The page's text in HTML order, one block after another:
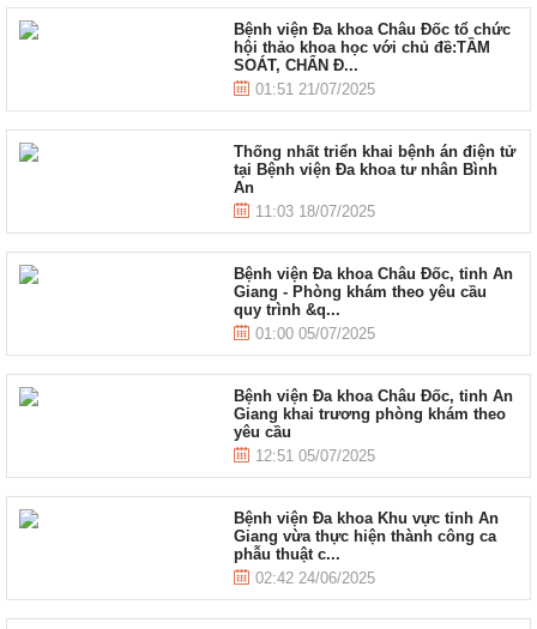
Bệnh viện Đa khoa Châu Đốc tổ chức
hội thảo khoa học với chủ đề:TẦM
SOÁT, CHẨN Đ...
01:51 21/07/2025
Thống nhất triển khai bệnh án điện tử
tại Bệnh viện Đa khoa tư nhân Bình
An
11:03 18/07/2025
Bệnh viện Đa khoa Châu Đốc, tỉnh An
Giang - Phòng khám theo yêu cầu
quy trình &q...
01:00 05/07/2025
Bệnh viện Đa khoa Châu Đốc, tỉnh An
Giang khai trương phòng khám theo
yêu cầu
12:51 05/07/2025
Bệnh viện Đa khoa Khu vực tỉnh An
Giang vừa thực hiện thành công ca
phẫu thuật c...
02:42 24/06/2025